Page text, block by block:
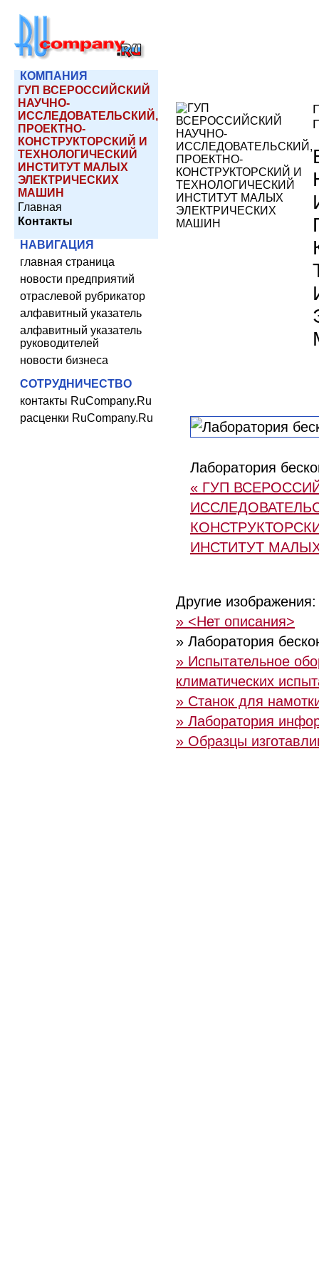
КОМПАНИЯ
ГУП ВСЕРОССИЙСКИЙ
НАУЧНО-
ИССЛЕДОВАТЕЛЬСКИЙ,
ПРОЕКТНО-
КОНСТРУКТОРСКИЙ И
ТЕХНОЛОГИЧЕСКИЙ
ИНСТИТУТ МАЛЫХ
ЭЛЕКТРИЧЕСКИХ
МАШИН
Главная
Контакты
НАВИГАЦИЯ
главная страница
новости предприятий
отраслевой рубрикатор
алфавитный указатель
алфавитный указатель
руководителей
новости бизнеса
СОТРУДНИЧЕСТВО
контакты RuCompany.Ru
расценки RuCompany.Ru
Лаборатория
« ГУП
ИНСТИТУТ
Другие изображения:
» <Нет описания>
» Лаборатория
» Испытательное
климатических
» Станок для
» Лаборатория
» Образцы